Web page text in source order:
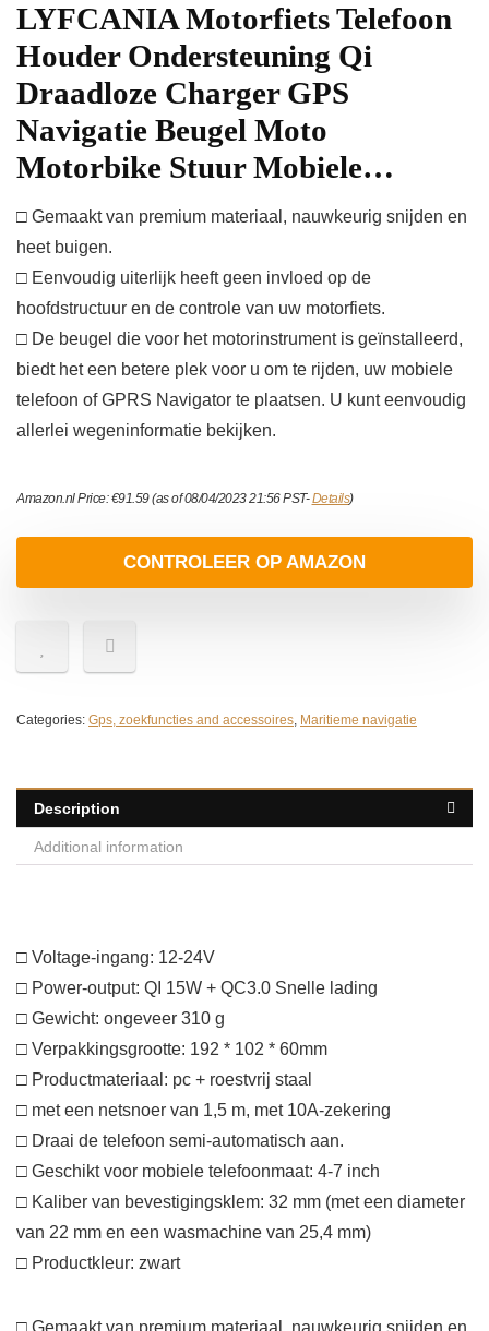
LYFCANIA Motorfiets Telefoon
Houder Ondersteuning Qi
Draadloze Charger GPS
Navigatie Beugel Moto
Motorbike Stuur Mobiele…
□ Gemaakt van premium materiaal, nauwkeurig snijden en
heet buigen.
□ Eenvoudig uiterlijk heeft geen invloed op de
hoofdstructuur en de controle van uw motorfiets.
□ De beugel die voor het motorinstrument is geïnstalleerd,
biedt het een betere plek voor u om te rijden, uw mobiele
telefoon of GPRS Navigator te plaatsen. U kunt eenvoudig
allerlei wegeninformatie bekijken.
Amazon.nl Price:€91.59(as of 08/04/2023 21:56 PST-Details)
CONTROLEER OP AMAZON
Categories: Gps, zoekfuncties and accessoires, Maritieme navigatie
Description
Additional information
□ Voltage-ingang: 12-24V
□ Power-output: QI 15W + QC3.0 Snelle lading
□ Gewicht: ongeveer 310 g
□ Verpakkingsgrootte: 192 * 102 * 60mm
□ Productmateriaal: pc + roestvrij staal
□ met een netsnoer van 1,5 m, met 10A-zekering
□ Draai de telefoon semi-automatisch aan.
□ Geschikt voor mobiele telefoonmaat: 4-7 inch
□ Kaliber van bevestigingsklem: 32 mm (met een diameter
van 22 mm en een wasmachine van 25,4 mm)
□ Productkleur: zwart